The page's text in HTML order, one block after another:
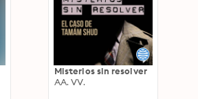
Misterios sin resolver
AA. VV.